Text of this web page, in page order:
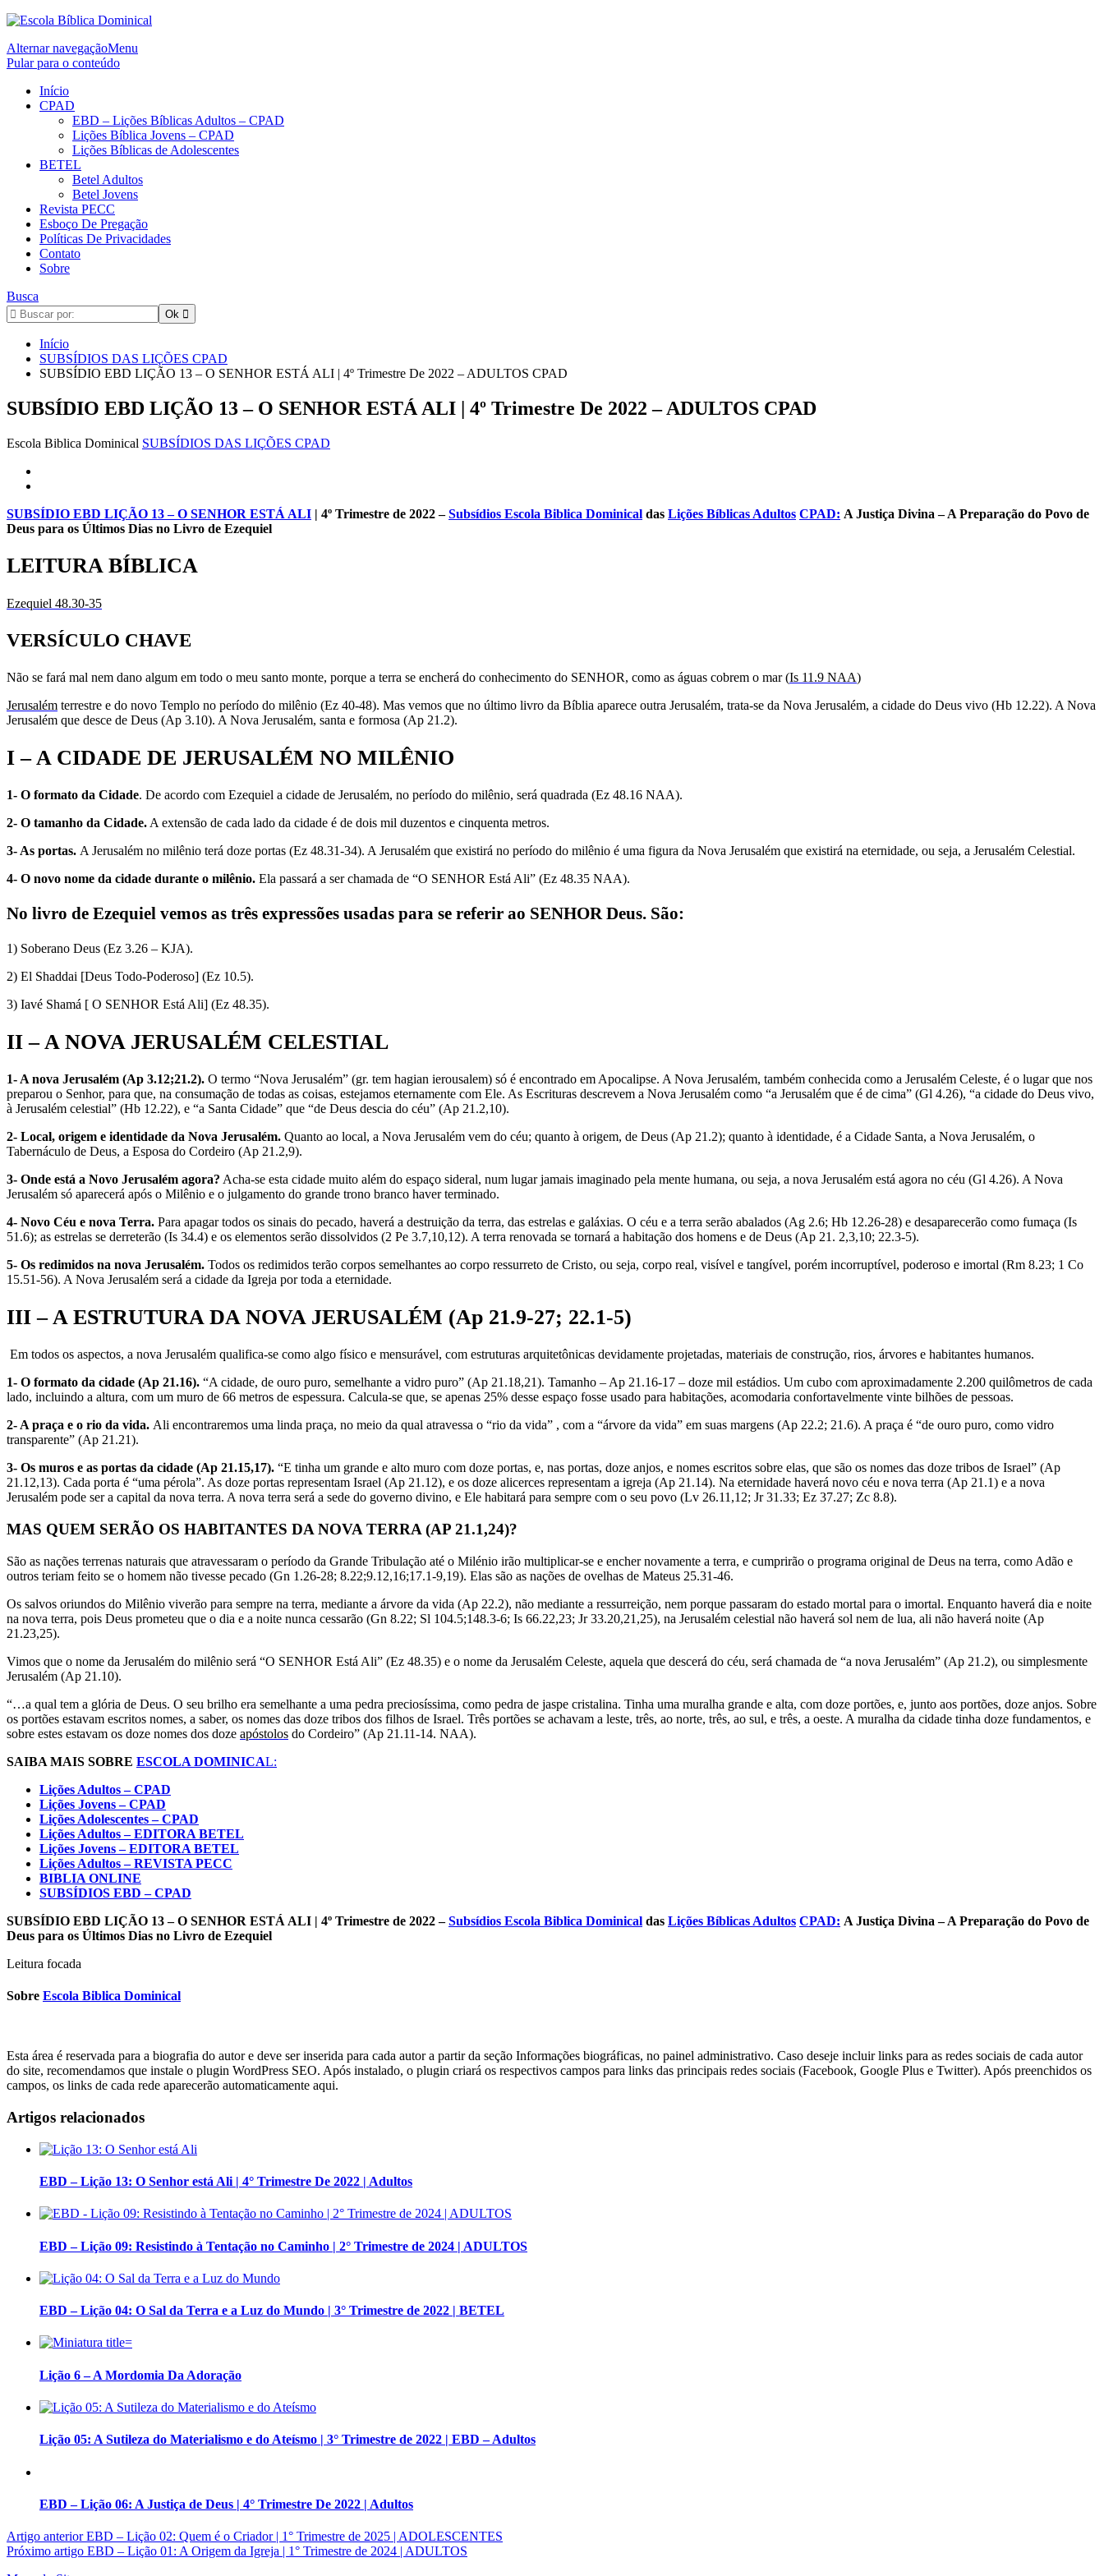
Alternar navegaçãoMenu
Pular para o conteúdo
Início
CPAD
EBD – Lições Bíblicas Adultos – CPAD
Lições Bíblica Jovens – CPAD
Lições Bíblicas de Adolescentes
BETEL
Betel Adultos
Betel Jovens
Revista PECC
Esboço De Pregação
Políticas De Privacidades
Contato
Sobre
Busca
Início
SUBSÍDIOS DAS LIÇÕES CPAD
SUBSÍDIO EBD LIÇÃO 13 – O SENHOR ESTÁ ALI | 4º Trimestre De 2022 – ADULTOS CPAD
SUBSÍDIO EBD LIÇÃO 13 – O SENHOR ESTÁ ALI | 4º Trimestre De 2022 – ADULTOS CPAD
Escola Biblica Dominical SUBSÍDIOS DAS LIÇÕES CPAD
SUBSÍDIO EBD LIÇÃO 13 – O SENHOR ESTÁ ALI | 4º Trimestre de 2022–Subsídios Escola Biblica Dominical das Lições Bíblicas Adultos CPAD: A Justiça Divina – A Preparação do Povo de
Deus para os Últimos Dias no Livro de Ezequiel
LEITURA BÍBLICA
Ezequiel 48.30-35
VERSÍCULO CHAVE
Não se fará mal nem dano algum em todo o meu santo monte, porque a terra se encherá do conhecimento do SENHOR, como as águas cobrem o mar (Is 11.9 NAA)
Jerusalém terrestre e do novo Templo no período do milênio (Ez 40-48). Mas vemos que no último livro da Bíblia aparece outra Jerusalém, trata-se da Nova Jerusalém, a cidade do Deus vivo (Hb 12.22). A Nova
Jerusalém que desce de Deus (Ap 3.10). A Nova Jerusalém, santa e formosa (Ap 21.2).
I – A CIDADE DE JERUSALÉM NO MILÊNIO
1- O formato da Cidade. De acordo com Ezequiel a cidade de Jerusalém, no período do milênio, será quadrada (Ez 48.16 NAA).
2- O tamanho da Cidade. A extensão de cada lado da cidade é de dois mil duzentos e cinquenta metros.
3- As portas. A Jerusalém no milênio terá doze portas (Ez 48.31-34). A Jerusalém que existirá no período do milênio é uma figura da Nova Jerusalém que existirá na eternidade, ou seja, a Jerusalém Celestial.
4- O novo nome da cidade durante o milênio. Ela passará a ser chamada de “O SENHOR Está Ali” (Ez 48.35 NAA).
No livro de Ezequiel vemos as três expressões usadas para se referir ao SENHOR Deus. São:
1) Soberano Deus (Ez 3.26 – KJA).
2) El Shaddai [Deus Todo-Poderoso] (Ez 10.5).
3) Iavé Shamá [ O SENHOR Está Ali] (Ez 48.35).
II – A NOVA JERUSALÉM CELESTIAL
1- A nova Jerusalém (Ap 3.12;21.2). O termo “Nova Jerusalém” (gr. tem hagian ierousalem) só é encontrado em Apocalipse. A Nova Jerusalém, também conhecida como a Jerusalém Celeste, é o lugar que nos
preparou o Senhor, para que, na consumação de todas as coisas, estejamos eternamente com Ele. As Escrituras descrevem a Nova Jerusalém como “a Jerusalém que é de cima” (Gl 4.26), “a cidade do Deus vivo,
à Jerusalém celestial” (Hb 12.22), e “a Santa Cidade” que “de Deus descia do céu” (Ap 21.2,10).
2- Local, origem e identidade da Nova Jerusalém. Quanto ao local, a Nova Jerusalém vem do céu; quanto à origem, de Deus (Ap 21.2); quanto à identidade, é a Cidade Santa, a Nova Jerusalém, o
Tabernáculo de Deus, a Esposa do Cordeiro (Ap 21.2,9).
3- Onde está a Novo Jerusalém agora? Acha-se esta cidade muito além do espaço sideral, num lugar jamais imaginado pela mente humana, ou seja, a nova Jerusalém está agora no céu (Gl 4.26). A Nova
Jerusalém só aparecerá após o Milênio e o julgamento do grande trono branco haver terminado.
4- Novo Céu e nova Terra. Para apagar todos os sinais do pecado, haverá a destruição da terra, das estrelas e galáxias. O céu e a terra serão abalados (Ag 2.6; Hb 12.26-28) e desaparecerão como fumaça (Is
51.6); as estrelas se derreterão (Is 34.4) e os elementos serão dissolvidos (2 Pe 3.7,10,12). A terra renovada se tornará a habitação dos homens e de Deus (Ap 21. 2,3,10; 22.3-5).
5- Os redimidos na nova Jerusalém. Todos os redimidos terão corpos semelhantes ao corpo ressurreto de Cristo, ou seja, corpo real, visível e tangível, porém incorruptível, poderoso e imortal (Rm 8.23; 1 Co
15.51-56). A Nova Jerusalém será a cidade da Igreja por toda a eternidade.
III – A ESTRUTURA DA NOVA JERUSALÉM (Ap 21.9-27; 22.1-5)
Em todos os aspectos, a nova Jerusalém qualifica-se como algo físico e mensurável, com estruturas arquitetônicas devidamente projetadas, materiais de construção, rios, árvores e habitantes humanos.
1- O formato da cidade (Ap 21.16). “A cidade, de ouro puro, semelhante a vidro puro” (Ap 21.18,21). Tamanho – Ap 21.16-17 – doze mil estádios. Um cubo com aproximadamente 2.200 quilômetros de cada
lado, incluindo a altura, com um muro de 66 metros de espessura. Calcula-se que, se apenas 25% desse espaço fosse usado para habitações, acomodaria confortavelmente vinte bilhões de pessoas.
2- A praça e o rio da vida. Ali encontraremos uma linda praça, no meio da qual atravessa o “rio da vida” , com a “árvore da vida” em suas margens (Ap 22.2; 21.6). A praça é “de ouro puro, como vidro
transparente” (Ap 21.21).
3- Os muros e as portas da cidade (Ap 21.15,17). “E tinha um grande e alto muro com doze portas, e, nas portas, doze anjos, e nomes escritos sobre elas, que são os nomes das doze tribos de Israel” (Ap
21.12,13). Cada porta é “uma pérola”. As doze portas representam Israel (Ap 21.12), e os doze alicerces representam a igreja (Ap 21.14). Na eternidade haverá novo céu e nova terra (Ap 21.1) e a nova
Jerusalém pode ser a capital da nova terra. A nova terra será a sede do governo divino, e Ele habitará para sempre com o seu povo (Lv 26.11,12; Jr 31.33; Ez 37.27; Zc 8.8).
MAS QUEM SERÃO OS HABITANTES DA NOVA TERRA (AP 21.1,24)?
São as nações terrenas naturais que atravessaram o período da Grande Tribulação até o Milénio irão multiplicar-se e encher novamente a terra, e cumprirão o programa original de Deus na terra, como Adão e
outros teriam feito se o homem não tivesse pecado (Gn 1.26-28; 8.22;9.12,16;17.1-9,19). Elas são as nações de ovelhas de Mateus 25.31-46.
Os salvos oriundos do Milênio viverão para sempre na terra, mediante a árvore da vida (Ap 22.2), não mediante a ressurreição, nem porque passaram do estado mortal para o imortal. Enquanto haverá dia e noite
na nova terra, pois Deus prometeu que o dia e a noite nunca cessarão (Gn 8.22; Sl 104.5;148.3-6; Is 66.22,23; Jr 33.20,21,25), na Jerusalém celestial não haverá sol nem de lua, ali não haverá noite (Ap
21.23,25).
Vimos que o nome da Jerusalém do milênio será “O SENHOR Está Ali” (Ez 48.35) e o nome da Jerusalém Celeste, aquela que descerá do céu, será chamada de “a nova Jerusalém” (Ap 21.2), ou simplesmente
Jerusalém (Ap 21.10).
“…a qual tem a glória de Deus. O seu brilho era semelhante a uma pedra preciosíssima, como pedra de jaspe cristalina. Tinha uma muralha grande e alta, com doze portões, e, junto aos portões, doze anjos. Sobre
os portões estavam escritos nomes, a saber, os nomes das doze tribos dos filhos de Israel. Três portões se achavam a leste, três, ao norte, três, ao sul, e três, a oeste. A muralha da cidade tinha doze fundamentos, e
sobre estes estavam os doze nomes dos doze apóstolos do Cordeiro” (Ap 21.11-14. NAA).
SAIBA MAIS SOBRE ESCOLA DOMINICAL:
Lições Adultos – CPAD
Lições Jovens – CPAD
Lições Adolescentes – CPAD
Lições Adultos – EDITORA BETEL
Lições Jovens – EDITORA BETEL
Lições Adultos – REVISTA PECC
BIBLIA ONLINE
SUBSÍDIOS EBD – CPAD
SUBSÍDIO EBD LIÇÃO 13 – O SENHOR ESTÁ ALI | 4º Trimestre de 2022–Subsídios Escola Biblica Dominical das Lições Bíblicas Adultos CPAD: A Justiça Divina – A Preparação do Povo de
Deus para os Últimos Dias no Livro de Ezequiel
Leitura focada
Sobre Escola Biblica Dominical
Esta área é reservada para a biografia do autor e deve ser inserida para cada autor a partir da seção Informações biográficas, no painel administrativo. Caso deseje incluir links para as redes sociais de cada autor
do site, recomendamos que instale o plugin WordPress SEO. Após instalado, o plugin criará os respectivos campos para links das principais redes sociais (Facebook, Google Plus e Twitter). Após preenchidos os
campos, os links de cada rede aparecerão automaticamente aqui.
Artigos relacionados
EBD – Lição 13: O Senhor está Ali | 4° Trimestre De 2022 | Adultos
EBD – Lição 09: Resistindo à Tentação no Caminho | 2° Trimestre de 2024 | ADULTOS
EBD – Lição 04: O Sal da Terra e a Luz do Mundo | 3° Trimestre de 2022 | BETEL
Lição 6 – A Mordomia Da Adoração
Lição 05: A Sutileza do Materialismo e do Ateísmo | 3° Trimestre de 2022 | EBD – Adultos
EBD – Lição 06: A Justiça de Deus | 4° Trimestre De 2022 | Adultos
Artigo anteriorEBD – Lição 02: Quem é o Criador | 1° Trimestre de 2025 | ADOLESCENTES
Próximo artigo EBD – Lição 01: A Origem da Igreja | 1° Trimestre de 2024 | ADULTOS